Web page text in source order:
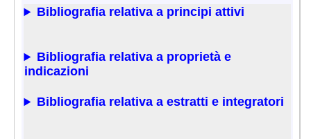
Bibliografia relativa a principi attivi
Bibliografia relativa a proprietà e
indicazioni
Bibliografia relativa a estratti e integratori